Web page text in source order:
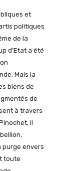
et
politiques
de la
d’Etat a été
Mais la
biens de
de
à travers
il
purge envers
toute